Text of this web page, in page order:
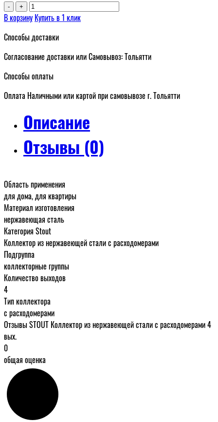
- +
В корзину Купить в 1 клик
Способы доставки
Согласование доставки или Самовывоз: Тольятти
Способы оплаты
Оплата Наличными или картой при самовывозе г. Тольятти
Описание
Отзывы (0)
Область применения
для дома, для квартиры
Материал изготовления
нержавеющая сталь
Категория Stout
Коллектор из нержавеющей стали с расходомерами
Подгруппа
коллекторные группы
Количество выходов
4
Тип коллектора
с расходомерами
Отзывы STOUT Коллектор из нержавеющей стали с расходомерами 4
вых.
0
общая оценка